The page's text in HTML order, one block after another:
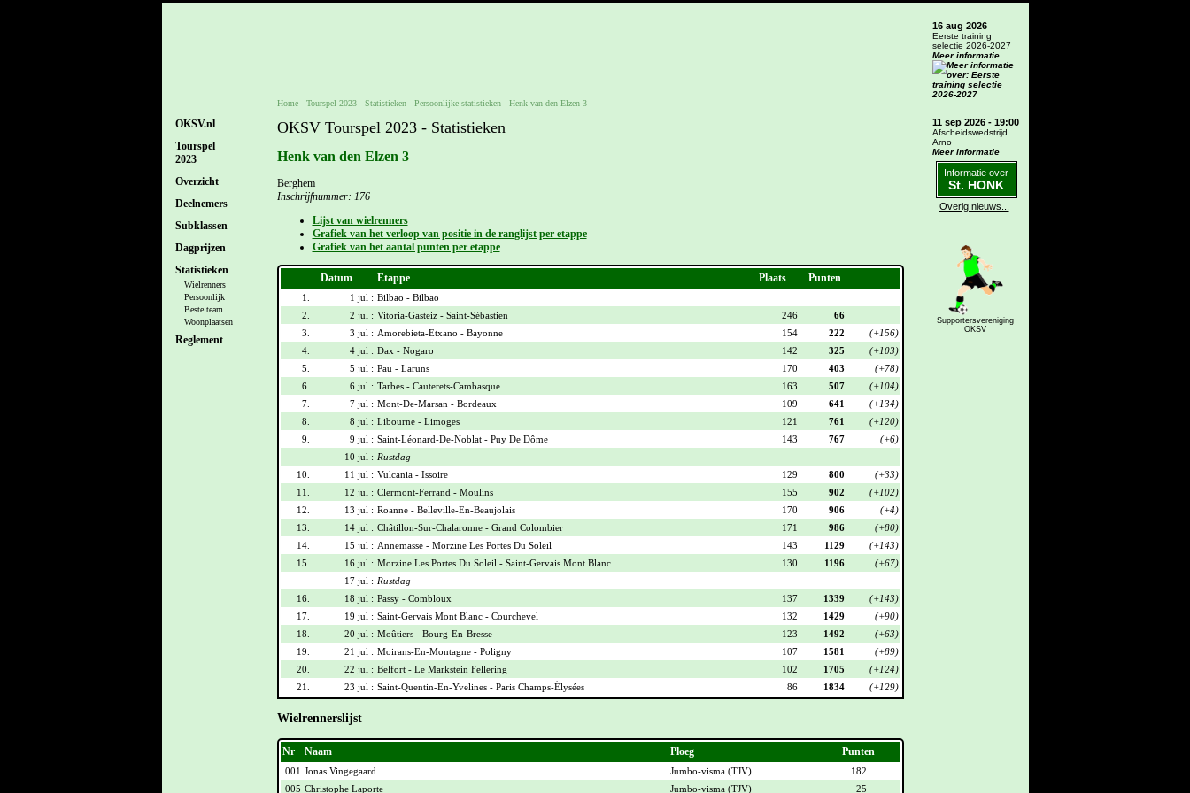
OKSV.nl
Tourspel
2023
Overzicht
Deelnemers
Subklassen
Dagprijzen
Statistieken
Wielrenners
Persoonlijk
Beste team
Woonplaatsen
Reglement
Home- Tourspel 2023- Statistieken - Persoonlijke statistieken- Henk van den Elzen 3
OKSV Tourspel 2023 - Statistieken
Henk van den Elzen 3
Berghem
Inschrijfnummer: 176
Lijst van wielrenners
Grafiek van het verloop van positie in de ranglijst per etappe
Grafiek van het aantal punten per etappe
Datum Etappe Plaats Punten
1. 1 jul : Bilbao - Bilbao
2.
2 jul : Vitoria-Gasteiz - Saint-Sébastien 246
66
3.
3 jul : Amorebieta-Etxano - Bayonne 154 222
(+156)
4.
4 jul : Dax - Nogaro 142 325
(+103)
5.
5 jul : Pau - Laruns 170 403
(+78)
6.
6 jul : Tarbes - Cauterets-Cambasque 163 507
(+104)
7.
7 jul : Mont-De-Marsan - Bordeaux 109 641
(+134)
8.
8 jul : Libourne - Limoges 121 761
(+120)
9.
9 jul : Saint-Léonard-De-Noblat - Puy De Dôme 143 767
(+6)
10 jul : Rustdag
10.
11 jul : Vulcania - Issoire 129 800
(+33)
11.
12 jul : Clermont-Ferrand - Moulins 155 902
(+102)
12.
13 jul : Roanne - Belleville-En-Beaujolais 170 906
(+4)
13.
14 jul : Châtillon-Sur-Chalaronne - Grand Colombier 171 986
(+80)
14.
15 jul : Annemasse - Morzine Les Portes Du Soleil 143 1129
(+143)
15.
16 jul : Morzine Les Portes Du Soleil - Saint-Gervais Mont Blanc 130 1196
(+67)
17 jul : Rustdag
16.
18 jul : Passy - Combloux 137 1339
(+143)
17.
19 jul : Saint-Gervais Mont Blanc - Courchevel 132 1429
(+90)
18.
20 jul : Moûtiers - Bourg-En-Bresse 123 1492
(+63)
19.
21 jul : Moirans-En-Montagne - Poligny 107 1581
(+89)
20.
22 jul : Belfort - Le Markstein Fellering 102 1705
(+124)
21.
23 jul : Saint-Quentin-En-Yvelines - Paris Champs-Élysées 86 1834 (+129)
Wielrennerslijst
Nr Naam Ploeg Punten
001 Jonas Vingegaard Jumbo-visma (TJV)
182
005 Christophe Laporte Jumbo-visma (TJV) 25
16 aug 2026
Eerste training
selectie 2026-2027
Meer informatie
11 sep 2026 - 19:00
Afscheidswedstrijd
Arno
Meer informatie
Informatie over
St. HONK
Overig nieuws...
Supportersvereniging
OKSV